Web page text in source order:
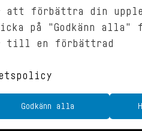
RECEPT
VEGONYTT
OM OSS
att förbättra din
på "Godkänn
en förbättrad
Godkänn alla